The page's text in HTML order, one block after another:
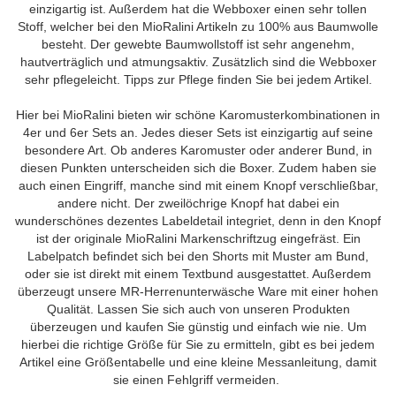
einzigartig ist. Außerdem hat die Webboxer einen sehr tollen
Stoff, welcher bei den MioRalini Artikeln zu 100% aus Baumwolle
besteht. Der gewebte Baumwollstoff ist sehr angenehm,
hautverträglich und atmungsaktiv. Zusätzlich sind die Webboxer
sehr pflegeleicht. Tipps zur Pflege finden Sie bei jedem Artikel.
Hier bei MioRalini bieten wir schöne Karomusterkombinationen in
4er und 6er Sets an. Jedes dieser Sets ist einzigartig auf seine
besondere Art. Ob anderes Karomuster oder anderer Bund, in
diesen Punkten unterscheiden sich die Boxer. Zudem haben sie
auch einen Eingriff, manche sind mit einem Knopf verschließbar,
andere nicht. Der zweilöchrige Knopf hat dabei ein
wunderschönes dezentes Labeldetail integriet, denn in den Knopf
ist der originale MioRalini Markenschriftzug eingefräst. Ein
Labelpatch befindet sich bei den Shorts mit Muster am Bund,
oder sie ist direkt mit einem Textbund ausgestattet. Außerdem
überzeugt unsere MR-Herrenunterwäsche Ware mit einer hohen
Qualität. Lassen Sie sich auch von unseren Produkten
überzeugen und kaufen Sie günstig und einfach wie nie. Um
hierbei die richtige Größe für Sie zu ermitteln, gibt es bei jedem
Artikel eine Größentabelle und eine kleine Messanleitung, damit
sie einen Fehlgriff vermeiden.